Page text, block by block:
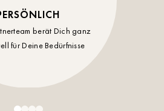
berät Dich ganz
für Deine Bedürfnisse